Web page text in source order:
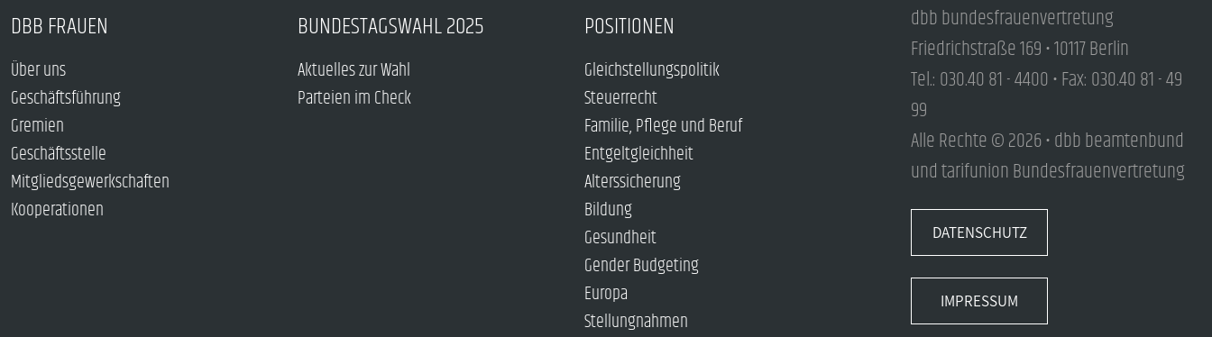
DBB FRAUEN
Über uns
Geschäftsführung
Gremien
Geschäftsstelle
Mitgliedsgewerkschaften
Kooperationen
BUNDESTAGSWAHL 2025
Aktuelles zur Wahl
Parteien im Check
POSITIONEN
Gleichstellungspolitik
Steuerrecht
Familie, Pflege und Beruf
Entgeltgleichheit
Alterssicherung
Bildung
Gesundheit
Gender Budgeting
Europa
Stellungnahmen
dbb bundesfrauenvertretung
Friedrichstraße 169 • 10117 Berlin
Tel.: 030.40 81 - 4400 • Fax: 030.40 81 - 49
99
Alle Rechte © 2026 • dbb beamtenbund
und tarifunion Bundesfrauenvertretung
DATENSCHUTZ
IMPRESSUM